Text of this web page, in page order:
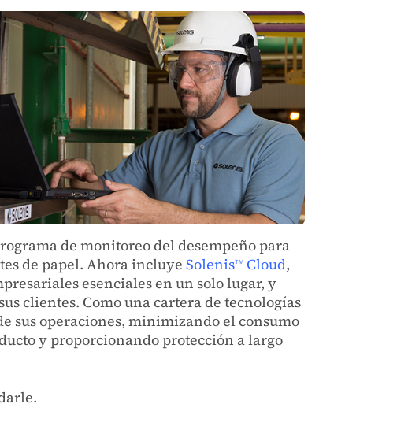
de monitoreo del desempeño para
de papel. Ahora incluyeSolenisTM Cloud,
esenciales en un solo lugar, y
clientes. Como una cartera de tecnologías
sus operaciones, minimizando el consumo
y proporcionando protección a largo